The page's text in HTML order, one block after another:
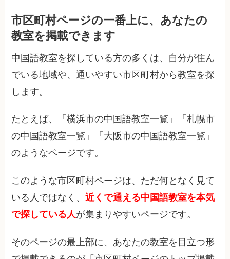
市区町村ページの一番上に、あなたの
教室を掲載できます
中国語教室を探している方の多くは、自分が住ん
でいる地域や、通いやすい市区町村から教室を探
します。
たとえば、「横浜市の中国語教室一覧」「札幌市
の中国語教室一覧」「大阪市の中国語教室一覧」
のようなページです。
このような市区町村ページは、ただ何となく見て
いる人ではなく、近くで通える中国語教室を本気
で探している人が集まりやすいページです。
そのページの最上部に、あなたの教室を目立つ形